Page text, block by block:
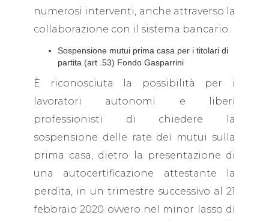
numerosi interventi, anche attraverso la
collaborazione con il sistema bancario.
Sospensione mutui prima casa per i titolari di
partita (art .53) Fondo Gasparrini
È riconosciuta la possibilità per i
lavoratori autonomi e liberi
professionisti di chiedere la
sospensione delle rate dei mutui sulla
prima casa, dietro la presentazione di
una autocertificazione attestante la
perdita, in un trimestre successivo al 21
febbraio 2020 ovvero nel minor lasso di